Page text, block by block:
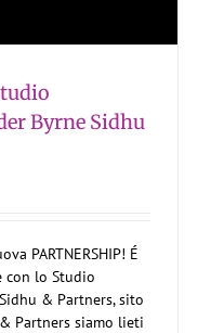
Byrne Sidhu
PARTNERSHIP! É
con lo Studio
& Partners, sito
Partners siamo lieti